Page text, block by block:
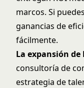
marcos. Si
ganancias de
fácilmente.
La expansión de
consultoría de
estrategia de